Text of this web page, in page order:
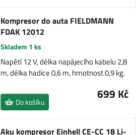
Kompresor do auta FIELDMANN
FDAK 12012
Skladem 1 ks
Napětí 12 V, délka napájecího kabelu 2,8
m, délka hadice 0,6 m, hmotnost 0,9 kg.
699 Kč
Do košíku
Aku kompresor Einhell CE-CC 18 Li-